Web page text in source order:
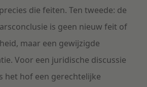
die feiten. Ten tweede: de
is geen nieuw feit of
maar een gewijzigde
Voor een juridische discussie
het hof een gerechtelijke